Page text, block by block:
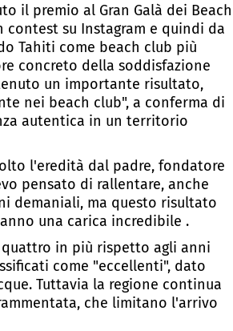
il premio al Gran Galà dei Beach
su Instagram e quindi da
Tahiti come beach club più
concreto della soddisfazione
un importante risultato,
nei beach club", a conferma di
autentica in un territorio
l'eredità dal padre, fondatore
pensato di rallentare, anche
demaniali, ma questo risultato
una carica incredibile .
quattro in più rispetto agli anni
come "eccellenti", dato
Tuttavia la regione continua
che limitano l'arrivo